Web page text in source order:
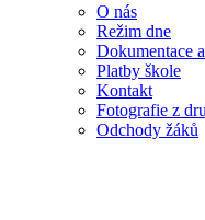
O nás
Režim dne
Dokumentace
Platby škole
Kontakt
Fotografie z
Odchody žáků